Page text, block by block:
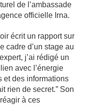
de l’ambassade
officielle Irna.
écrit un rapport sur
cadre d’un stage au
j’ai rédigé un
avec l’énergie
et des informations
rien de secret.” Son
à ces